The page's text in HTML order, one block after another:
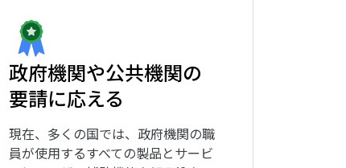
政府機関や公共機関の
要請に応える
現在、多くの国では、政府機関の職
員が使用するすべての製品とサービ